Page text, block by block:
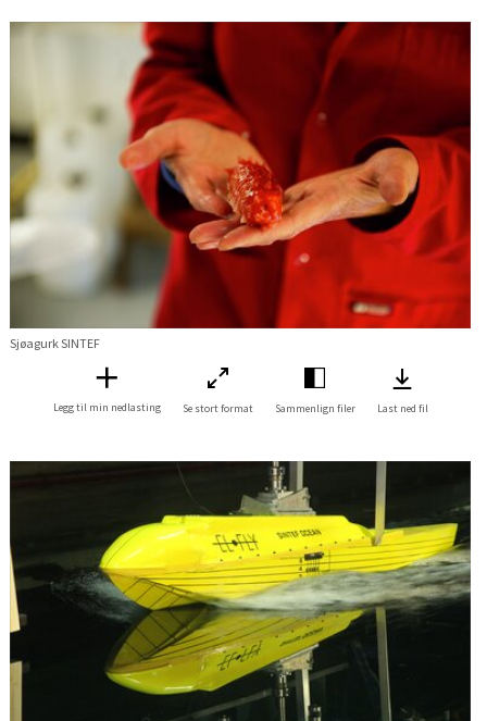
Sjøagurk SINTEF
Legg til min nedlasting Se stort format Sammenlign filer Last ned fil